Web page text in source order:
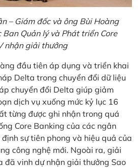
– Giám đốc và ông Bùi Hoàng
Ban Quản lý và Phát triển Core
nhận giải thưởng
đầu tiên áp dụng và triển khai
Delta trong chuyển đổi dữ liệu
chuyển đổi Delta giúp giảm
dịch vụ xuống mức kỷ lục 16
từng được ghi nhận trong quá
Core Banking của các ngân
sự tiên phong và hiệu quả của
công nghệ mới. Ngoài ra, giải
đã vinh dự nhận giải thưởng Sao